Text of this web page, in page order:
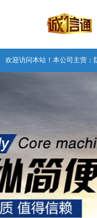
欢迎访问本站！本公司主营：